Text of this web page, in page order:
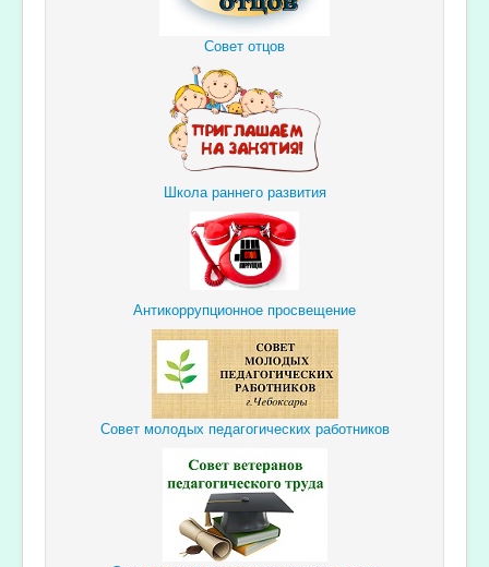
Совет отцов
Школа раннего развития
Антикоррупционное просвещение
Совет молодых педагогических работников